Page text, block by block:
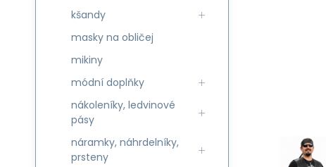
kšandy
masky na obličej
mikiny
módní doplňky
nákoleníky, ledvinové
pásy
náramky, náhrdelníky,
prsteny